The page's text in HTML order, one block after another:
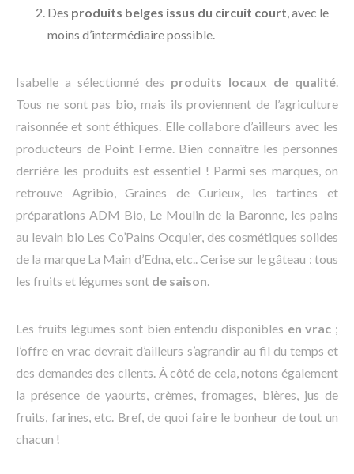
Des produits belges issus du circuit court, avec le
moins d’intermédiaire possible.
Isabelle a sélectionné des produits locaux de qualité.
Tous ne sont pas bio, mais ils proviennent de l’agriculture
raisonnée et sont éthiques. Elle collabore d’ailleurs avec les
producteurs de Point Ferme. Bien connaître les personnes
derrière les produits est essentiel ! Parmi ses marques, on
retrouve Agribio, Graines de Curieux, les tartines et
préparations ADM Bio, Le Moulin de la Baronne, les pains
au levain bio Les Co’Pains Ocquier, des cosmétiques solides
de la marque La Main d’Edna, etc.. Cerise sur le gâteau : tous
les fruits et légumes sont de saison.
Les fruits légumes sont bien entendu disponibles en vrac ;
l’offre en vrac devrait d’ailleurs s’agrandir au fil du temps et
des demandes des clients. À côté de cela, notons également
la présence de yaourts, crèmes, fromages, bières, jus de
fruits, farines, etc. Bref, de quoi faire le bonheur de tout un
chacun !